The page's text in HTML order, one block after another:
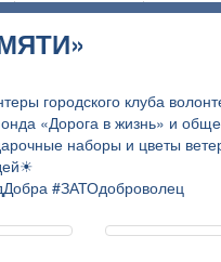
городского клуба
«Дорога в жизнь» и
наборы и цветы
#ЗАТОдоброволец